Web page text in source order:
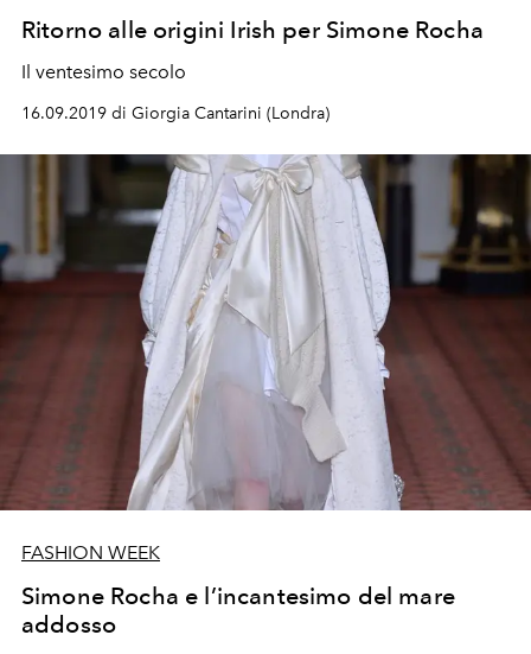
Ritorno alle origini Irish per Simone Rocha
Il ventesimo secolo
16.09.2019 di Giorgia Cantarini (Londra)
FASHION WEEK
Simone Rocha e l’incantesimo del mare
addosso